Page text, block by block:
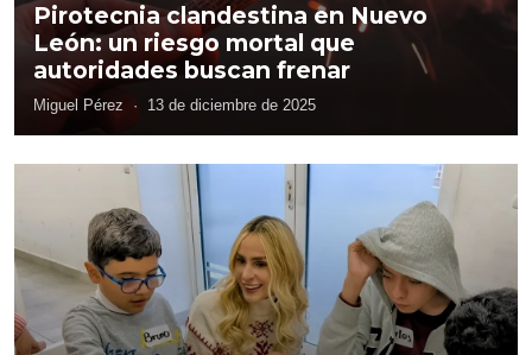
Pirotecnia clandestina en Nuevo
León: un riesgo mortal que
autoridades buscan frenar
Miguel Pérez · 13 de diciembre de 2025